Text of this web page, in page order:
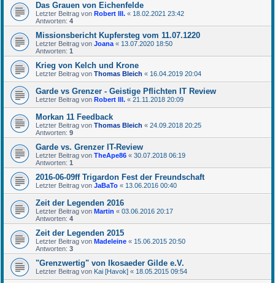
Das Grauen von Eichenfelde
Letzter Beitrag von Robert III. « 18.02.2021 23:42
Antworten: 4
Missionsbericht Kupfersteg vom 11.07.1220
Letzter Beitrag von Joana « 13.07.2020 18:50
Antworten: 1
Krieg von Kelch und Krone
Letzter Beitrag von Thomas Bleich « 16.04.2019 20:04
Garde vs Grenzer - Geistige Pflichten IT Review
Letzter Beitrag von Robert III. « 21.11.2018 20:09
Morkan 11 Feedback
Letzter Beitrag von Thomas Bleich « 24.09.2018 20:25
Antworten: 9
Garde vs. Grenzer IT-Review
Letzter Beitrag von TheApe86 « 30.07.2018 06:19
Antworten: 1
2016-06-09ff Trigardon Fest der Freundschaft
Letzter Beitrag von JaBaTo « 13.06.2016 00:40
Zeit der Legenden 2016
Letzter Beitrag von Martin « 03.06.2016 20:17
Antworten: 4
Zeit der Legenden 2015
Letzter Beitrag von Madeleine « 15.06.2015 20:50
Antworten: 3
"Grenzwertig" von Ikosaeder Gilde e.V.
Letzter Beitrag von Kai [Havok] « 18.05.2015 09:54